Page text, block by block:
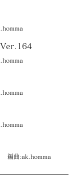
Ver.164
編曲:ak.homma